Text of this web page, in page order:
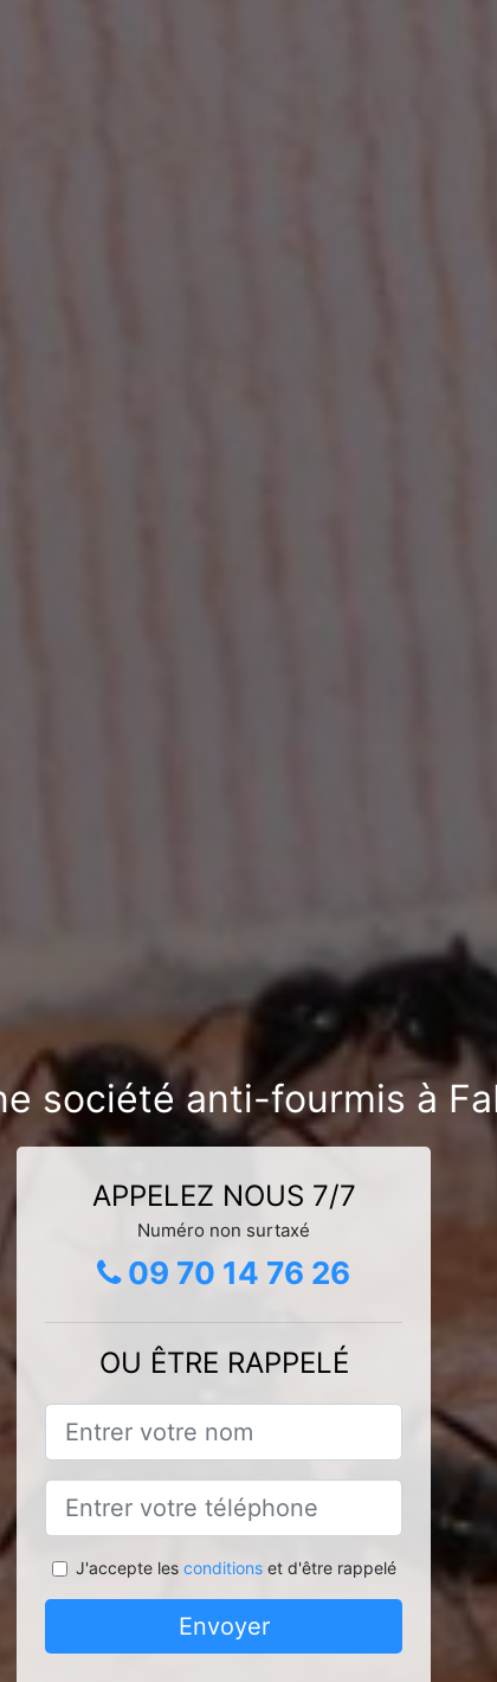
société anti-fourmis à
APPELEZ NOUS 7/7
Numéro non surtaxé
09 70 14 76 26
OU ÊTRE RAPPELÉ
J'accepte les conditionset d'être rappelé
Envoyer